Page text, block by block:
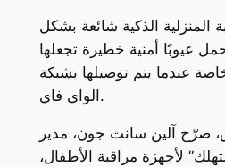
المنزلية الذكية شائعة بشكل
عيوبًا أمنية خطيرة تجعلها
عندما يتم توصيلها بشبكة
الواي فاي.
صرّح آلين سانت جون، مدير
لأجهزة مراقبة الأطفال،